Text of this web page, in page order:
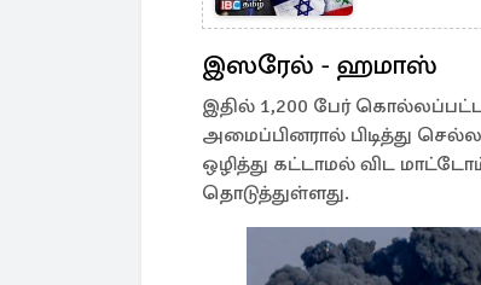
இஸரேல் - ஹமாஸ்
இதில் 1,200 பேர்
அமைப்பினரால் பிடித்து
ஒழித்து கட்டாமல் விட
தொடுத்துள்ளது.